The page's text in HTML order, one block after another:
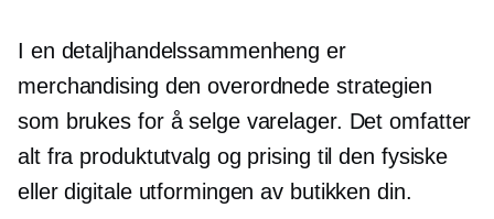
I en detaljhandelssammenheng er
merchandising den overordnede strategien
som brukes for å selge varelager. Det omfatter
alt fra produktutvalg og prising til den fysiske
eller digitale utformingen av butikken din.